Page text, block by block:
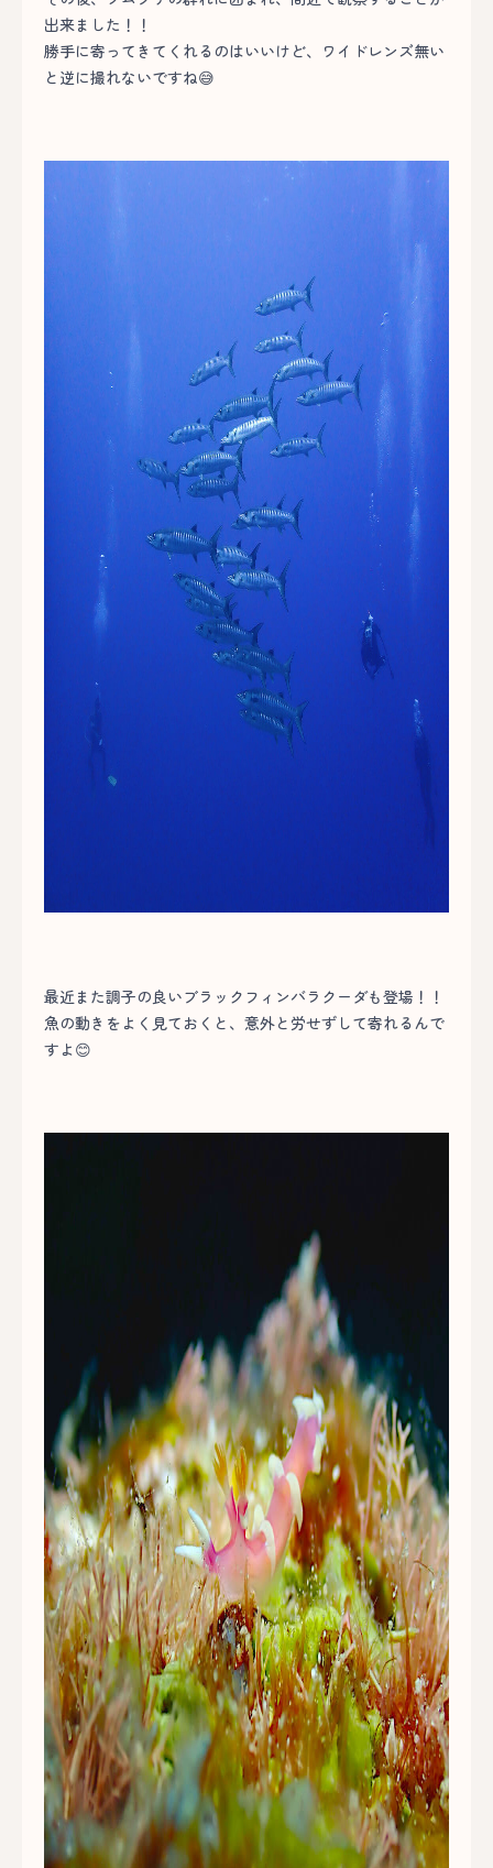
出来ました！！
勝手に寄ってきてくれるのはいいけど、ワイドレンズ無い
と逆に撮れないですね😅
最近また調子の良いブラックフィンバラクーダも登場！！
魚の動きをよく見ておくと、意外と労せずして寄れるんで
すよ😊